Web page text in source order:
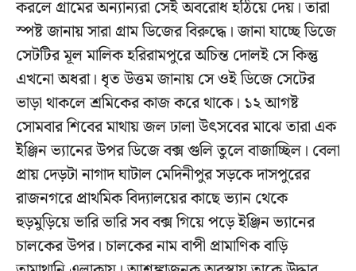
করলে গ্রামের অন্যান্যরা সেই অবরোধ হঠিয়ে দেয়। তারা
স্পষ্ট জানায় সারা গ্রাম ডিজের বিরুদ্ধে। জানা যাচ্ছে ডিজে
সেটটির মূল মালিক হরিরামপুরে অচিন্ত দোলই সে কিন্তু
এখনো অধরা। ধৃত উত্তম জানায় সে ওই ডিজে সেটের
ভাড়া থাকলে শ্রমিকের কাজ করে থাকে। ১২ আগষ্ট
সোমবার শিবের মাথায় জল ঢালা উৎসবের মাঝে তারা এক
ইঞ্জিন ভ্যানের উপর ডিজে বক্স গুলি তুলে বাজাচ্ছিল। বেলা
প্রায় দেড়টা নাগাদ ঘাটাল মেদিনীপুর সড়কে দাসপুরের
রাজনগরে প্রাথমিক বিদ্যালয়ের কাছে ভ্যান থেকে
হুড়মুড়িয়ে ভারি ভারি সব বক্স গিয়ে পড়ে ইঞ্জিন ভ্যানের
চালকের উপর। চালকের নাম বাপী প্রামাণিক বাড়ি